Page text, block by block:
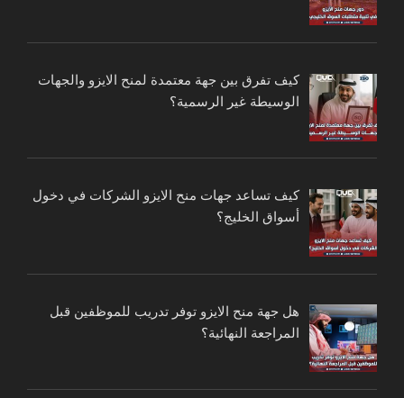
كيف تفرق بين جهة معتمدة لمنح الايزو والجهات
الوسيطة غير الرسمية؟
كيف تساعد جهات منح الايزو الشركات في دخول
أسواق الخليج؟
هل جهة منح الايزو توفر تدريب للموظفين قبل
المراجعة النهائية؟